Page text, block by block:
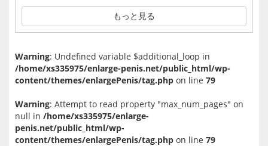
もっと見る
Warning: Undefined variable $additional_loop in
/home/xs335975/enlarge-penis.net/public_html/wp-
content/themes/enlargePenis/tag.php on line 79
Warning: Attempt to read property "max_num_pages" on
null in /home/xs335975/enlarge-
penis.net/public_html/wp-
content/themes/enlargePenis/tag.php on line 79